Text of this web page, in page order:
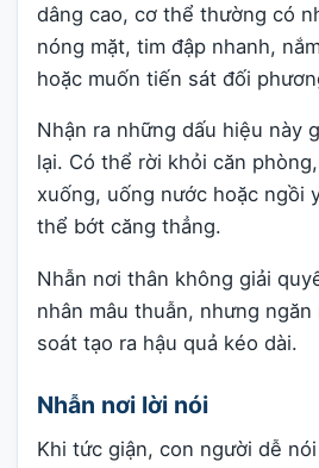
dâng cao, cơ thể thường có
nóng mặt, tim đập nhanh,
hoặc muốn tiến sát đối
Nhận ra những dấu hiệu này
lại. Có thể rời khỏi căn
xuống, uống nước hoặc ngồi
thể bớt căng thẳng.
Nhẫn nơi thân không giải
nhân mâu thuẫn, nhưng
soát tạo ra hậu quả kéo dài.
Nhẫn nơi lời nói
Khi tức giận, con người dễ